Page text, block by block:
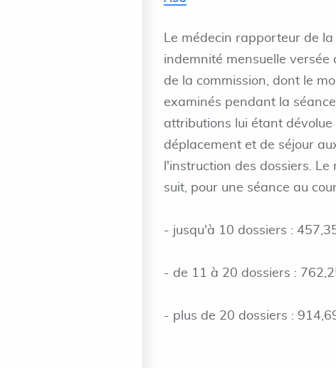
Le médecin rapporteur de
indemnité mensuelle versée
de la commission, dont le
examinés pendant la
attributions lui étant
déplacement et de séjour
l'instruction des dossiers.
suit, pour une séance au
- jusqu'à 10 dossiers :
- de 11 à 20 dossiers :
- plus de 20 dossiers :